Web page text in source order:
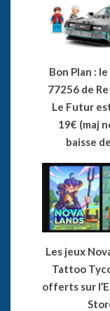
Bon Plan :
77256 de
Le Futur
19€ (maj
baisse
Les jeux
Tattoo
offerts sur